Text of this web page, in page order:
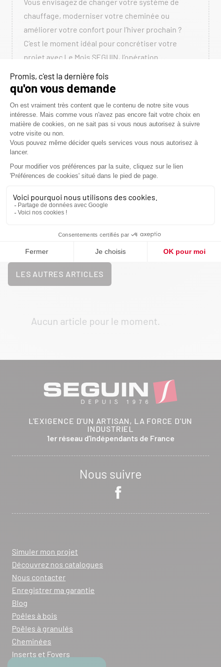
chauffage, moderniser votre cheminée ou
améliorer votre confort pour l’hiver prochain ?
C’est le moment idéal pour concrétiser votre
projet avec Le Mois SEGUIN, l’opération
commerciale exceptionnelle organisée du 28 mai
au 20 juin dans notre magasin ! Pendant cette
remise sur une large sélection d’appareils de […]
ACTUALITÉS
DÉCO, TENDANCE & VIE INTÉRIEUR
LES AUTRES ARTICLES
Aucun article pour le moment.
L'EXIGENCE D'UN ARTISAN, LA FORCE D'UN
INDUSTRIEL
1er réseau d'indépendants de France
Nous suivre
Simuler mon projet
Découvrez nos catalogues
Nous contacter
Enregistrer ma garantie
Blog
Poêles à bois
Poêles à granulés
Cheminées
Inserts et Foyers